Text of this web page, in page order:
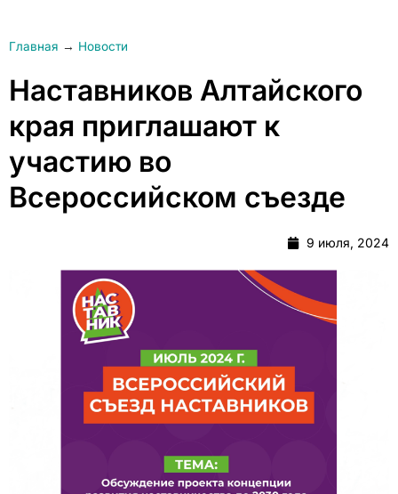
Главная → Новости
Наставников Алтайского
края приглашают к
участию во
Всероссийском съезде
9 июля, 2024